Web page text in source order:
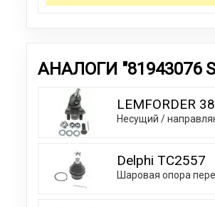
АНАЛОГИ "81943076
LEMFORDER
Несущий /
Delphi TC2557
Шаровая опора